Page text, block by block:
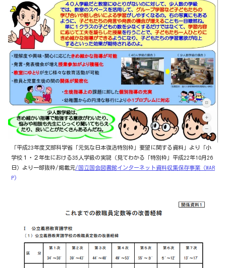
「平成23年度文部科学省「元気な日本復活特別枠」要望に関する資料」より「小
学校１・２年生における35人学級の実現（見てわかる「特別枠」平成22年10月26
日）より一部抜粋/掲載元/国立国会図書館インターネット資料収集保存事業（WAR
P)